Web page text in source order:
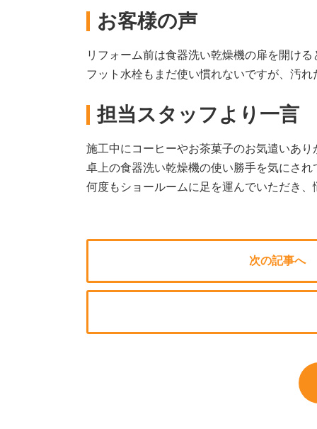
お客様の声
リフォーム前は食器洗い乾燥機の扉を開け
フット水栓もまだ使い慣れないですが、汚
担当スタッフより一言
施工中にコーヒーやお茶菓子のお気遣いあ
卓上の食器洗い乾燥機の使い勝手を気にさ
何度もショールームに足を運んでいただき
次の記事へ